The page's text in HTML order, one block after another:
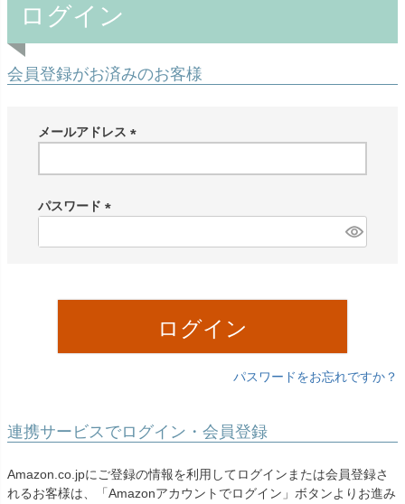
ログイン
会員登録がお済みのお客様
メールアドレス
必
パスワード
必
ログイン
パスワードをお忘れですか？
連携サービスでログイン・会員登録
Amazon.co.jpにご登録の情報を利用してログインまたは会員登録さ
れるお客様は、「Amazonアカウントでログイン」ボタンよりお進み